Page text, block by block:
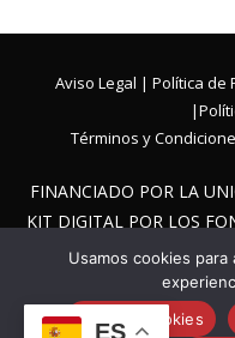
Aviso Legal | Política de
|
Términos y
FINANCIADO POR LA
KIT DIGITAL POR LOS
MECANISMO DE
ES
Usamos cookies
Aceptar cookies